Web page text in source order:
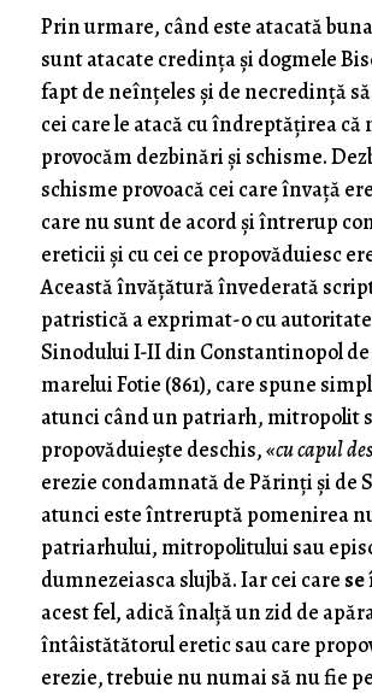
Prin urmare, când este atacată
sunt atacate credința și dogmele
fapt de neînțeles și de necredință
cei care le atacă cu îndreptățirea că
provocăm dezbinări și schisme.
schisme provoacă cei care învață
care nu sunt de acord și întrerup
ereticii și cu cei ce propovăduiesc
Această învățătură învederată
patristică a exprimat-o cu autoritate
Sinodului I-II din Constantinopol de
marelui Fotie (861), care spune
atunci când un patriarh, mitropolit
propovăduiește deschis,«cu capul
erezie condamnată de Părinți și de
atunci este întreruptă pomenirea
patriarhului, mitropolitului sau
dumnezeiasca slujbă. Iar cei care
acest fel, adică înalță un zid de
întâistătătorul eretic sau care
erezie, trebuie nu numai să nu fie